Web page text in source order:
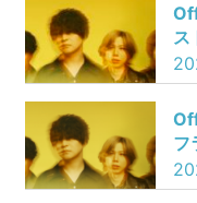
ス
Ｉ
ダ
日
ス
フ
『
主